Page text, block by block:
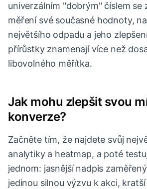
univerzálním "dobrým" číslem se
měření své současné hodnoty,
největšího odpadu a jeho
přírůstky znamenají více než
libovolného měřítka.
Jak mohu zlepšit svou
konverze?
Začněte tím, že najdete svůj
analytiky a heatmap, a poté
jednom: jasnější nadpis
jedinou silnou výzvu k akci,